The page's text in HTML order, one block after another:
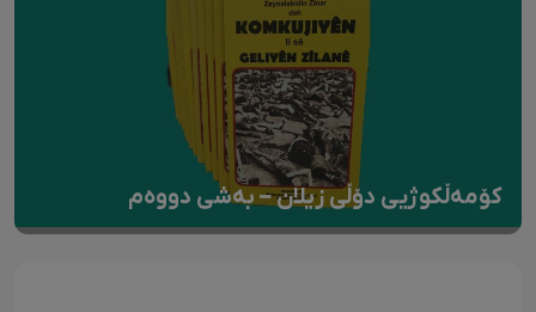
کۆمەڵکوژیی دۆڵی زیلان – بەشی دووەم